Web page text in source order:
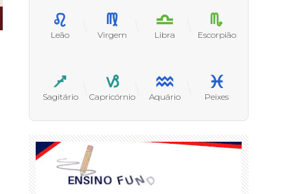
Leão Virgem Libra Escorpião
Sagitário Capricórnio Aquário Peixes